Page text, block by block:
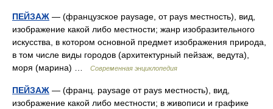
ПЕЙЗАЖ — (французское paysage, от pays местность), вид,
изображение какой либо местности; жанр изобразительного
искусства, в котором основной предмет изображения природа,
в том числе виды городов (архитектурный пейзаж, ведута),
моря (марина) …
Современная энциклопедия
ПЕЙЗАЖ — (франц. paysage от pays местность), вид,
изображение какой либо местности; в живописи и графике